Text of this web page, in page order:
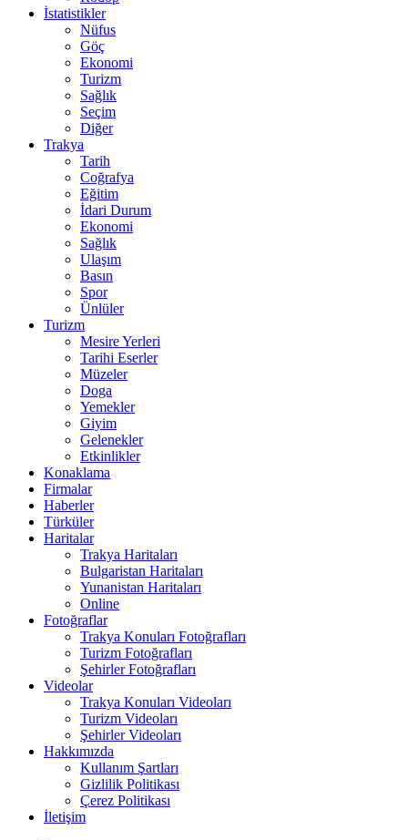
İstatistikler
Nüfus
Göç
Ekonomi
Turizm
Sağlık
Seçim
Diğer
Trakya
Tarih
Coğrafya
Eğitim
İdari Durum
Ekonomi
Sağlık
Ulaşım
Basın
Spor
Ünlüler
Turizm
Mesire Yerleri
Tarihi Eserler
Müzeler
Doga
Yemekler
Giyim
Gelenekler
Etkinlikler
Konaklama
Firmalar
Haberler
Türküler
Haritalar
Trakya Haritaları
Bulgaristan Haritaları
Yunanistan Haritaları
Online
Fotoğraflar
Trakya Konuları Fotoğrafları
Turizm Fotoğrafları
Şehirler Fotoğrafları
Videolar
Trakya Konuları Videoları
Turizm Videoları
Şehirler Videoları
Hakkımızda
Kullanım Şartları
Gizlilik Politikası
Çerez Politikası
İletişim